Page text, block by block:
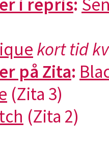
i repris:
kort tid
på Zita:
(Zita 3)
(Zita 2)